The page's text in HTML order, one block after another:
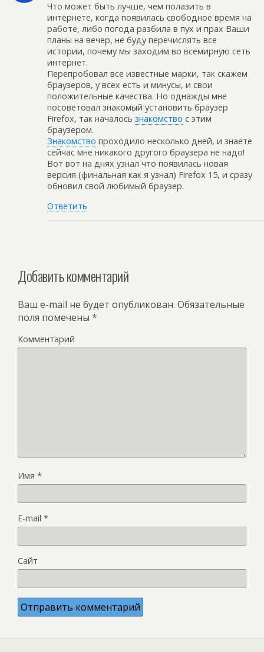
Что может быть лучше, чем полазить в
интернете, когда появилась свободное время на
работе, либо погода разбила в пух и прах Ваши
планы на вечер, не буду перечислять все
истории, почему мы заходим во всемирную сеть
интернет.
Перепробовал все известные марки, так скажем
браузеров, у всех есть и минусы, и свои
положительные качества. Но однажды мне
посоветовал знакомый установить браузер
Firefox, так началось знакомство с этим
браузером.
Знакомство проходило несколько дней, и знаете
сейчас мне никакого другого браузера не надо!
Вот вот на днях узнал что появилась новая
версия (финальная как я узнал) Firefox 15, и сразу
обновил свой любимый браузер.
Ответить
Добавить комментарий
Ваш e-mail не будет опубликован. Обязательные
поля помечены *
Комментарий
Имя *
E-mail *
Сайт